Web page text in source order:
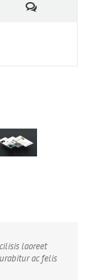
Comments
laoreet
ac felis